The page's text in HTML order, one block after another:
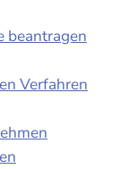
beantragen
Verfahren